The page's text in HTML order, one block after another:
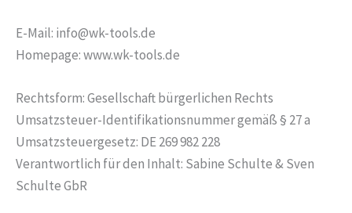
E-Mail: info@wk-tools.de
Homepage: www.wk-tools.de
Rechtsform: Gesellschaft bürgerlichen Rechts
Umsatzsteuer-Identifikationsnummer gemäß § 27 a
Umsatzsteuergesetz: DE 269 982 228
Verantwortlich für den Inhalt: Sabine Schulte & Sven
Schulte GbR